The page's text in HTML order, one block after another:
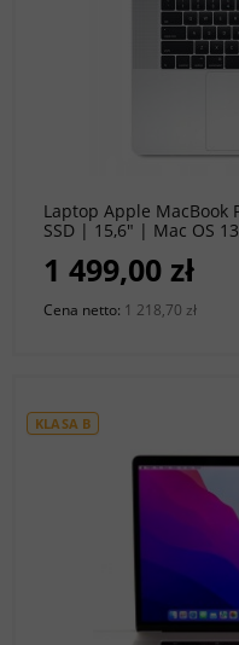
Laptop Apple MacBook
SSD | 15,6" | Mac OS
1 499,00 zł
Cena netto: 1 218,70 zł
KLASA B